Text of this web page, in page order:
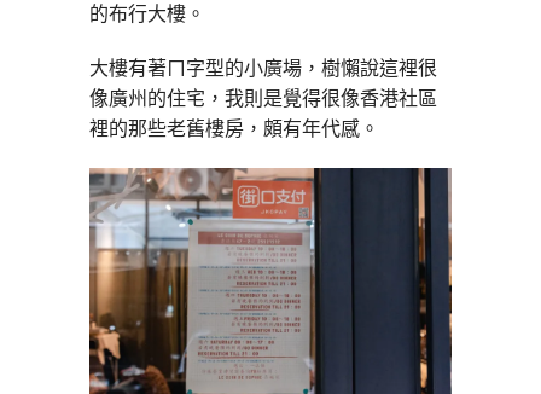
的布行大樓。
大樓有著ㄇ字型的小廣場，樹懶說這裡很
像廣州的住宅，我則是覺得很像香港社區
裡的那些老舊樓房，頗有年代感。